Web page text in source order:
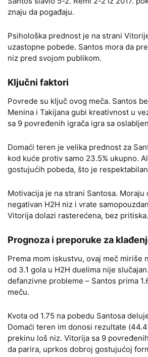
znaju da pogađaju.
Psihološka prednost je na strani
uzastopne pobede. Santos mora da
niz pred svojom publikom.
Ključni faktori
Povrede su ključ ovog meča. Santos
Menina i Takijana gubi kreativnost u
sa 9 povređenih igrača igra sa
Domaći teren je velika prednost za
kod kuće protiv samo 23.5% ukupno.
gostujućih pobeda, što je
Motivacija je na strani Santosa. Moraju
negativan H2H niz i vrate
Vitorija dolazi rasterećena, bez pritiska.
Prognoza i preporuke za
Prema mom iskustvu, ovaj meč miriše
od 3.1 gola u H2H duelima nije
defanzivne probleme – Santos prima
meču.
Kvota od 1.75 na pobedu Santosa
Domaći teren im donosi rezultate
prekinu loš niz. Vitorija sa 9
da parira, uprkos dobroj gostujućoj